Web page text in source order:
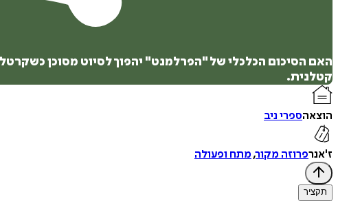
האם הסיכום הכלכלי של "הפרלמנט" יהפוך לסיוט מסוכן
קטלנית.
הוצאהספרי ניב
ז'אנרפרוזה מקור,מתח ופעולה
תקציר